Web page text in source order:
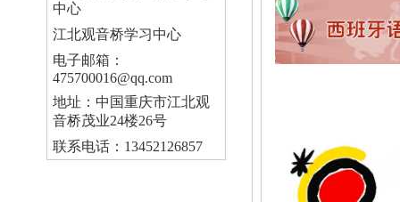
中心
江北观音桥学习中心
电子邮箱：
475700016@qq.com
地址：中国重庆市江北观
音桥茂业24楼26号
联系电话：13452126857